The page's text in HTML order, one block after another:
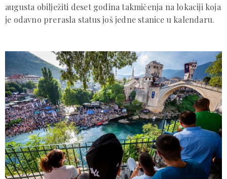
augusta obilježiti deset godina takmičenja na lokaciji koja
je odavno prerasla status još jedne stanice u kalendaru.